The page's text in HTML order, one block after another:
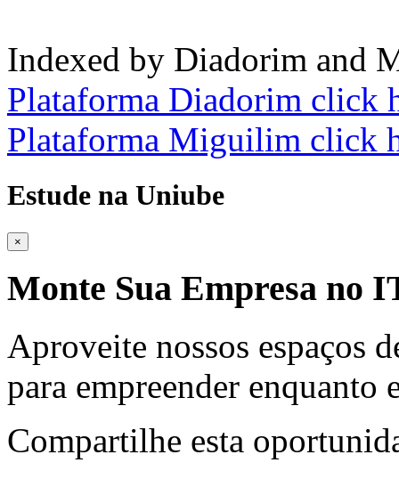
Indexed by Diadorim and
Plataforma Diadorim click
Plataforma Miguilim click
Estude na Uniube
×
Monte Sua Empresa no
Aproveite nossos espaços
para empreender enquanto
Compartilhe esta